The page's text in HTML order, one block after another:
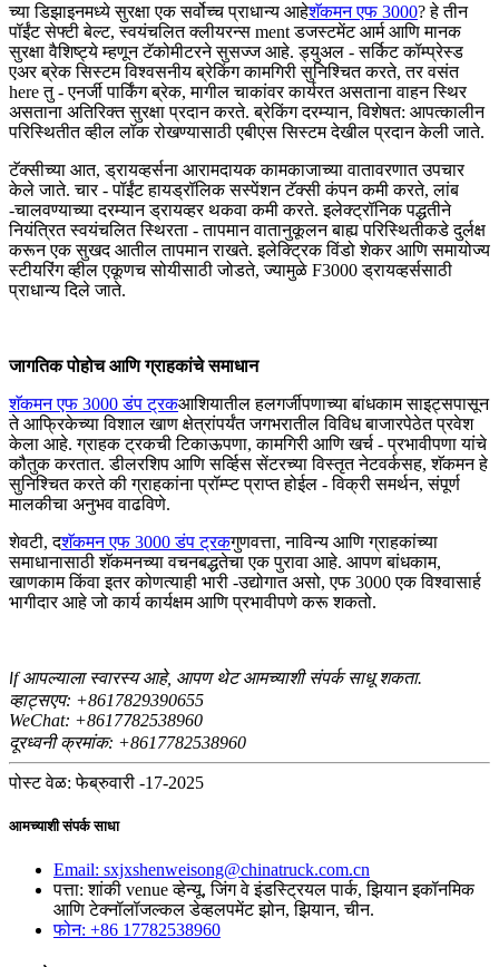
च्या डिझाइनमध्ये सुरक्षा एक सर्वोच्च प्राधान्य आहेशॅकमन एफ 3000? हे तीन
पॉईंट सेफ्टी बेल्ट, स्वयंचलित क्लीयरन्स ment डजस्टमेंट आर्म आणि मानक
सुरक्षा वैशिष्ट्ये म्हणून टॅकोमीटरने सुसज्ज आहे. ड्युअल - सर्किट कॉम्प्रेस्ड
एअर ब्रेक सिस्टम विश्वसनीय ब्रेकिंग कामगिरी सुनिश्चित करते, तर वसंत
here तु - एनर्जी पार्किंग ब्रेक, मागील चाकांवर कार्यरत असताना वाहन स्थिर
असताना अतिरिक्त सुरक्षा प्रदान करते. ब्रेकिंग दरम्यान, विशेषत: आपत्कालीन
परिस्थितीत व्हील लॉक रोखण्यासाठी एबीएस सिस्टम देखील प्रदान केली जाते.
टॅक्सीच्या आत, ड्रायव्हर्सना आरामदायक कामकाजाच्या वातावरणात उपचार
केले जाते. चार - पॉईंट हायड्रॉलिक सस्पेंशन टॅक्सी कंपन कमी करते, लांब
-चालवण्याच्या दरम्यान ड्रायव्हर थकवा कमी करते. इलेक्ट्रॉनिक पद्धतीने
नियंत्रित स्वयंचलित स्थिरता - तापमान वातानुकूलन बाह्य परिस्थितीकडे दुर्लक्ष
करून एक सुखद आतील तापमान राखते. इलेक्ट्रिक विंडो शेकर आणि समायोज्य
स्टीयरिंग व्हील एकूणच सोयीसाठी जोडते, ज्यामुळे F3000 ड्रायव्हर्ससाठी
प्राधान्य दिले जाते.
जागतिक पोहोच आणि ग्राहकांचे समाधान
शॅकमन एफ 3000 डंप ट्रकआशियातील हलगर्जीपणाच्या बांधकाम साइट्सपासून
ते आफ्रिकेच्या विशाल खाण क्षेत्रांपर्यंत जगभरातील विविध बाजारपेठेत प्रवेश
केला आहे. ग्राहक ट्रकची टिकाऊपणा, कामगिरी आणि खर्च - प्रभावीपणा यांचे
कौतुक करतात. डीलरशिप आणि सर्व्हिस सेंटरच्या विस्तृत नेटवर्कसह, शॅकमन हे
सुनिश्चित करते की ग्राहकांना प्रॉम्प्ट प्राप्त होईल - विक्री समर्थन, संपूर्ण
मालकीचा अनुभव वाढविणे.
शेवटी, दशॅकमन एफ 3000 डंप ट्रकगुणवत्ता, नाविन्य आणि ग्राहकांच्या
समाधानासाठी शॅकमनच्या वचनबद्धतेचा एक पुरावा आहे. आपण बांधकाम,
खाणकाम किंवा इतर कोणत्याही भारी -उद्योगात असो, एफ 3000 एक विश्वासार्ह
भागीदार आहे जो कार्य कार्यक्षम आणि प्रभावीपणे करू शकतो.
If आपल्याला स्वारस्य आहे, आपण थेट आमच्याशी संपर्क साधू शकता.
व्हाट्सएप: +8617829390655
WeChat: +8617782538960
दूरध्वनी क्रमांक: +8617782538960
पोस्ट वेळ: फेब्रुवारी -17-2025
आमच्याशी संपर्क साधा
Email: sxjxshenweisong@chinatruck.com.cn
पत्ता: शांकी venue व्हेन्यू, जिंग वे इंडस्ट्रियल पार्क, झियान इकॉनमिक
आणि टेक्नॉलॉजल्कल डेव्हलपमेंट झोन, झियान, चीन.
फोन: +86 17782538960